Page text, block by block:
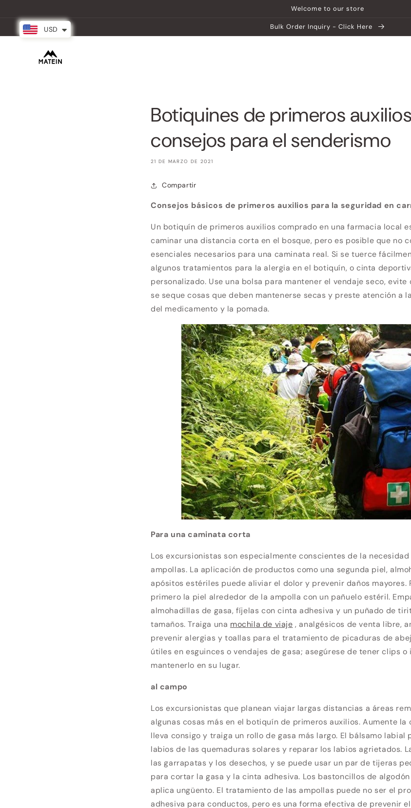
al contenido
Welcome to our store
Bulk Order Inquiry - Click Here
Botiquines de primeros
consejos para el senderismo
21 DE MARZO DE 2021
Compartir
Consejos básicos de primeros auxilios para la seguridad en
Un botiquín de primeros auxilios comprado en una farmacia local
caminar una distancia corta en el bosque, pero es posible que no
esenciales necesarios para una caminata real. Si se tuerce
algunos tratamientos para la alergia en el botiquín, o cinta
personalizado. Use una bolsa para mantener el vendaje seco,
se seque cosas que deben mantenerse secas y preste atención a
del medicamento y la pomada.
Para una caminata corta
Los excursionistas son especialmente conscientes de la
ampollas. La aplicación de productos como una segunda piel,
apósitos estériles puede aliviar el dolor y prevenir daños mayores.
primero la piel alrededor de la ampolla con un pañuelo estéril.
almohadillas de gasa, fíjelas con cinta adhesiva y un puñado de
tamaños. Traiga una mochila de viaje , analgésicos de venta libre,
prevenir alergias y toallas para el tratamiento de picaduras de
útiles en esguinces o vendajes de gasa; asegúrese de tener clips
mantenerlo en su lugar.
al campo
Los excursionistas que planean viajar largas distancias a áreas
algunas cosas más en el botiquín de primeros auxilios. Aumente
lleva consigo y traiga un rollo de gasa más largo. El bálsamo labial
labios de las quemaduras solares y reparar los labios agrietados.
las garrapatas y los desechos, y se puede usar un par de tijeras
para cortar la gasa y la cinta adhesiva. Los bastoncillos de
aplica ungüento. El tratamiento de las ampollas puede no ser el
adhesiva para conductos, pero es una forma efectiva de prevenir
USD